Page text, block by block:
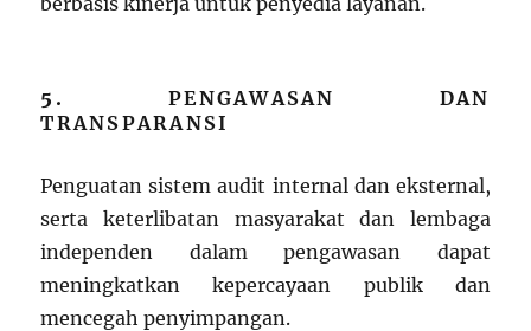
5.PENGAWASAN DAN
TRANSPARANSI
Penguatan sistem audit internal dan eksternal,
serta keterlibatan masyarakat dan lembaga
independen dalam pengawasan dapat
meningkatkan kepercayaan publik dan
mencegah penyimpangan.